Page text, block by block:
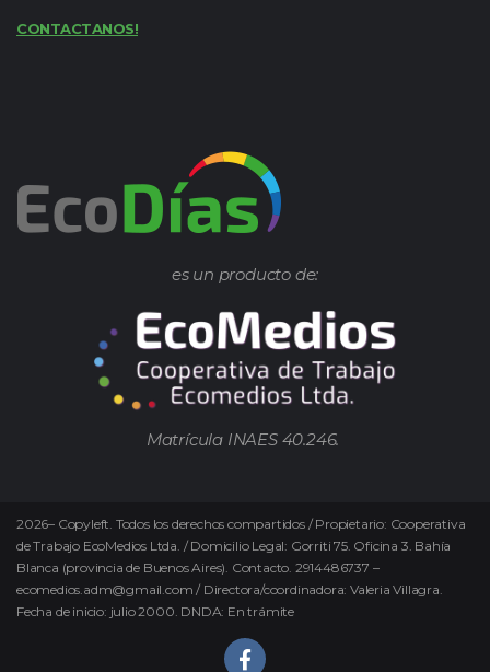
CONTACTANOS!
es un producto de:
Matrícula INAES 40.246.
2026– Copyleft. Todos los derechos compartidos / Propietario: Cooperativa
de Trabajo EcoMedios Ltda. / Domicilio Legal: Gorriti 75. Oficina 3. Bahía
Blanca (provincia de Buenos Aires). Contacto. 2914486737 –
ecomedios.adm@gmail.com / Directora/coordinadora: Valeria Villagra.
Fecha de inicio: julio 2000. DNDA: En trámite